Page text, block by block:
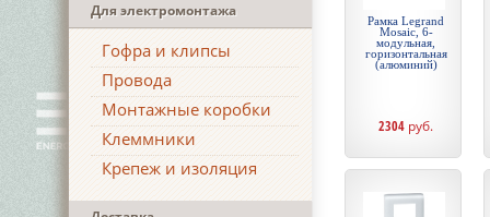
Для электромонтажа
Гофра и клипсы
Провода
Монтажные коробки
Клеммники
Крепеж и изоляция
Рамка Legrand
Mosaic, 6-
модульная,
горизонтальная
(алюминий)
2304 руб.